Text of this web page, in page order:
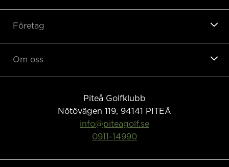
Företag
Om oss
Piteå Golfklubb
Nötövägen 119, 94141
PITEÅ
info@piteagolf.se
0911-14990